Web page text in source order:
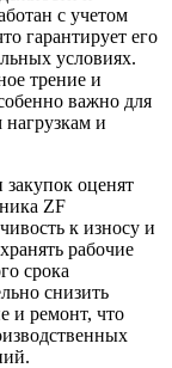
с учетом
гарантирует его
условиях.
трение и
важно для
и
оценят
ZF
к износу и
рабочие
срока
снизить
и ремонт, что